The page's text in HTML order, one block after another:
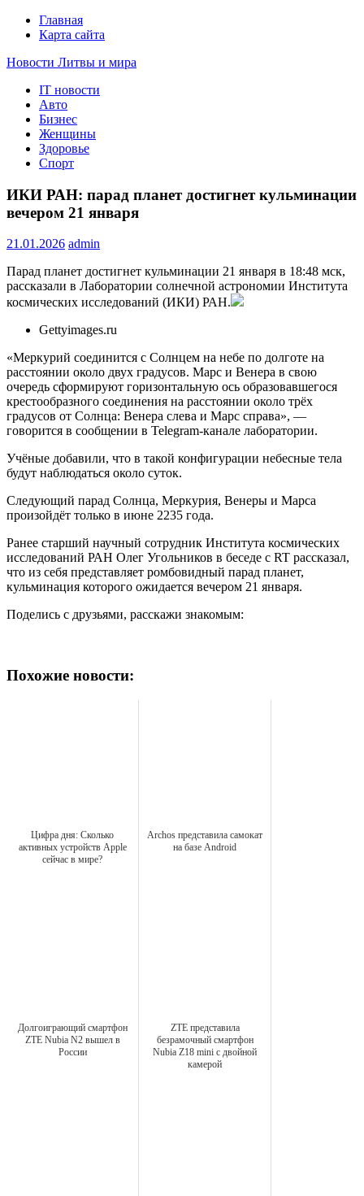
Главная
Карта сайта
Новости Литвы и мира
Свежие события и главные новости часа Литвы и мира на
портале EUROLITVA.RU
IT новости
Авто
Бизнес
Женщины
Здоровье
Спорт
ИКИ РАН: парад планет достигнет кульминации
вечером 21 января
21.01.2026 admin
Парад планет достигнет кульминации 21 января в 18:48 мск,
рассказали в Лаборатории солнечной астрономии Института
космических исследований (ИКИ) РАН.
Gettyimages.ru
«Меркурий соединится с Солнцем на небе по долготе на
расстоянии около двух градусов. Марс и Венера в свою
очередь сформируют горизонтальную ось образовавшегося
крестообразного соединения на расстоянии около трёх
градусов от Солнца: Венера слева и Марс справа», —
говорится в сообщении в Telegram-канале лаборатории.
Учёные добавили, что в такой конфигурации небесные тела
будут наблюдаться около суток.
Следующий парад Солнца, Меркурия, Венеры и Марса
произойдёт только в июне 2235 года.
Ранее старший научный сотрудник Института космических
исследований РАН Олег Угольников в беседе с RT рассказал,
что из себя представляет ромбовидный парад планет,
кульминация которого ожидается вечером 21 января.
Поделись с друзьями, расскажи знакомым:
Похожие новости:
Цифра дня: Сколько
активных устройств Apple
сейчас в мире?
Archos представила самокат
на базе Android
Долгоиграющий смартфон
ZTE Nubia N2 вышел в
России
ZTE представила
безрамочный смартфон
Nubia Z18 mini с двойной
камерой